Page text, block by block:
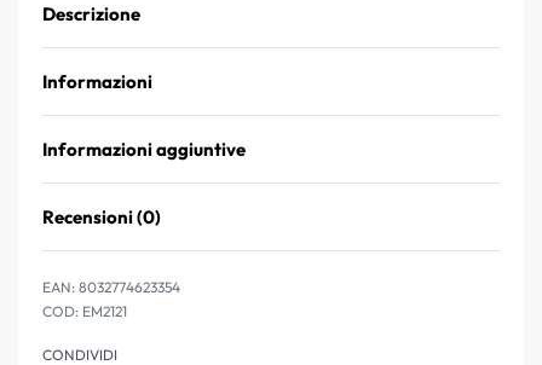
Descrizione
Informazioni
Informazioni aggiuntive
Recensioni (0)
EAN: 8032774623354
EM2121
CONDIVIDI